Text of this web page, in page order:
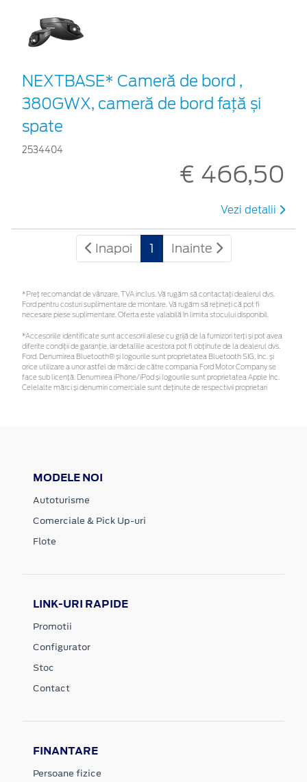
NEXTBASE* Cameră de bord ,
380GWX, cameră de bord față și
spate
2534404
€ 466,50
Vezi detalii
Inapoi 1 Inainte
*Preţ recomandat de vânzare, TVA inclus. Vă rugăm să contactaţi dealerul dvs.
Ford pentru costuri suplimentare de montare. Vă rugăm să rețineți că pot fi
necesare piese suplimentare. Oferta este valabilă în limita stocului disponibil.
*Accesoriile identificate sunt accesorii alese cu grijă de la furnizori terți și pot avea
diferite condiții de garanție, iar detaliile acestora pot fi obținute de la dealerul dvs.
Ford. Denumirea Bluetooth® și logourile sunt proprietatea Bluetooth SIG, Inc. și
orice utilizare a unor astfel de mărci de către compania Ford Motor Company se
face sub licență. Denumirea iPhone/iPod și logourile sunt proprietatea Apple Inc.
Celelalte mărci și denumiri comerciale sunt deținute de respectivii proprietari
MODELE NOI
Autoturisme
Comerciale & Pick Up-uri
Flote
LINK-URI RAPIDE
Promotii
Configurator
Stoc
Contact
FINANTARE
Persoane fizice